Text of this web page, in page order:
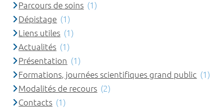
Parcours de soins (1)
Dépistage (1)
Liens utiles (1)
Actualités (1)
Présentation (1)
Formations, journées scientifiques grand public (1)
Modalités de recours (2)
Contacts (1)